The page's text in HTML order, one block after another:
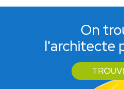
On
l'architecte